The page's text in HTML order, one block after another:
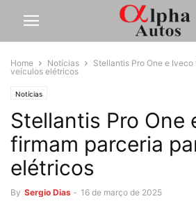
Home Notícias
Stellantis Pro One e
veículos elétricos
Notícias
Stellantis Pro One
firmam parceria
elétricos
By Sergio Dias - 16 de março de 2025